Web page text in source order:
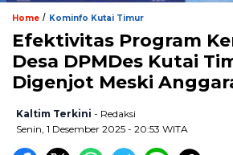
Home / Kominfo Kutai Timur
Efektivitas Program
Desa DPMDes Kutai
Digenjot Meski
Kaltim Terkini - Redaksi
Senin, 1 Desember 2025 - 20:53 WITA